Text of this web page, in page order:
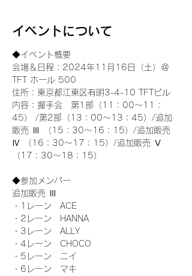
イベントについて
◆イベント概要
会場＆日程：2024年11月16日（土）＠
TFT ホール 500
住所：東京都江東区有明3-4-10 TFTビル
内容：握手会　第1部（11：00～11：
45） /第2部（13：00～13：45）/追加
販売 Ⅲ （15：30～16：15）/追加販売
Ⅳ （16：30～17：15）/追加販売 Ⅴ
（17：30～18：15）
◆参加メンバー
追加販売 Ⅲ
・1レーン　ACE
・2レーン　HANNA
・3レーン　ALLY
・4レーン　CHOCO
・5レーン　ニイ
・6レーン　マキ